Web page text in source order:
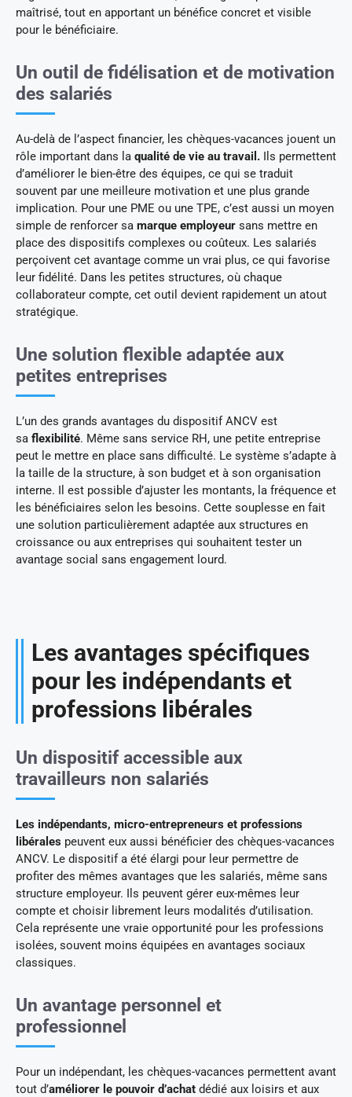
maîtrisé, tout en apportant un bénéfice concret et visible
pour le bénéficiaire.
Un outil de fidélisation et de motivation
des salariés
Au-delà de l’aspect financier, les chèques-vacances jouent un
rôle important dans la qualité de vie au travail.
Ils permettent
d’améliorer le bien-être des équipes, ce qui se traduit
souvent par une meilleure motivation et une plus grande
implication. Pour une PME ou une TPE, c’est aussi un moyen
simple de renforcer sa marque employeur sans mettre en
place des dispositifs complexes ou coûteux. Les salariés
perçoivent cet avantage comme un vrai plus, ce qui favorise
leur fidélité. Dans les petites structures, où chaque
collaborateur compte, cet outil devient rapidement un atout
stratégique.
Une solution flexible adaptée aux
petites entreprises
L’un des grands avantages du dispositif ANCV est
sa flexibilité. Même sans service RH, une petite entreprise
peut le mettre en place sans difficulté. Le système s’adapte à
la taille de la structure, à son budget et à son organisation
interne. Il est possible d’ajuster les montants, la fréquence et
les bénéficiaires selon les besoins. Cette souplesse en fait
une solution particulièrement adaptée aux structures en
croissance ou aux entreprises qui souhaitent tester un
avantage social sans engagement lourd.
Les avantages spécifiques
pour les indépendants et
professions libérales
Un dispositif accessible aux
travailleurs non salariés
Les indépendants, micro-entrepreneurs et professions
libérales peuvent eux aussi bénéficier des chèques-vacances
ANCV. Le dispositif a été élargi pour leur permettre de
profiter des mêmes avantages que les salariés, même sans
structure employeur. Ils peuvent gérer eux-mêmes leur
compte et choisir librement leurs modalités d’utilisation.
Cela représente une vraie opportunité pour les professions
isolées, souvent moins équipées en avantages sociaux
classiques.
Un avantage personnel et
professionnel
Pour un indépendant, les chèques-vacances permettent avant
tout d’améliorer le pouvoir d’achat dédié aux loisirs et aux